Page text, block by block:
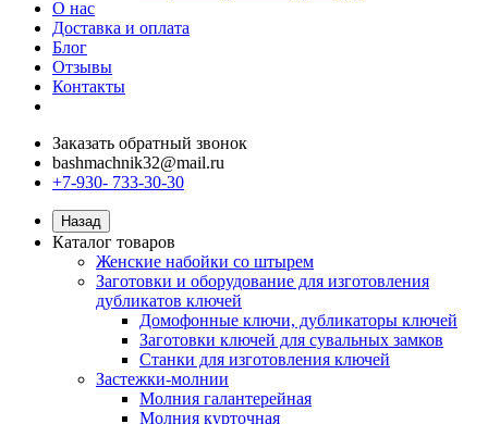
О нас
Доставка и оплата
Блог
Отзывы
Контакты
Заказать обратный звонок
bashmachnik32@mail.ru
+7-930- 733-30-30
Назад
Каталог товаров
Женские набойки со штырем
Заготовки и оборудование для изготовления
дубликатов ключей
Домофонные ключи, дубликаторы ключей
Заготовки ключей для сувальных замков
Станки для изготовления ключей
Застежки-молнии
Молния галантерейная
Молния курточная